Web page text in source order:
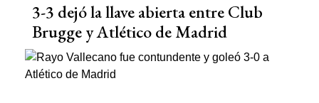
3-3 dejó la llave abierta entre Club
Brugge y Atlético de Madrid